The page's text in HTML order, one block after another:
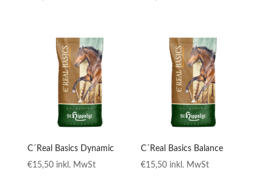
C´Real Basics Dynamic
€15,50 inkl. MwSt
C´Real Basics Balance
€15,50 inkl. MwSt